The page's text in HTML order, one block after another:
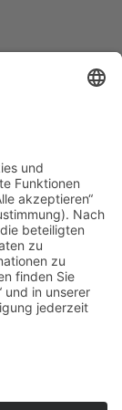
aus der
leben.
Thorsten Hess